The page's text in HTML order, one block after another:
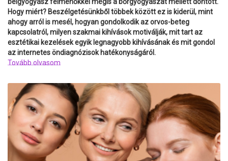
Hogy miért? Beszélgetésünkből többek között ez is kiderül, mint
ahogy arról is mesél, hogyan gondolkodik az orvos-beteg
kapcsolatról, milyen szakmai kihívások motiválják, mit tart az
esztétikai kezelések egyik legnagyobb kihívásának és mit gondol
az internetes öndiagnózisok hatékonyságáról.
Tovább olvasom